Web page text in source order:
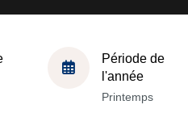
Période de
l'année
Printemps